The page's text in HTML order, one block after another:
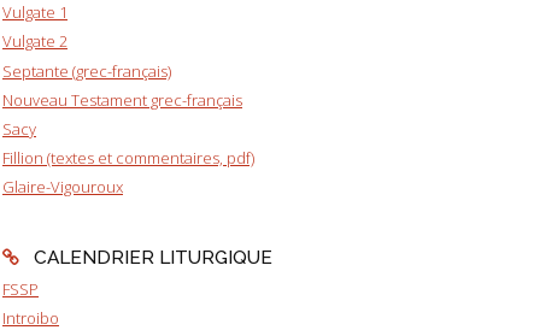
Vulgate 1
Vulgate 2
Septante (grec-français)
Nouveau Testament grec-français
Sacy
Fillion (textes et commentaires, pdf)
Glaire-Vigouroux
CALENDRIER LITURGIQUE
FSSP
Introibo